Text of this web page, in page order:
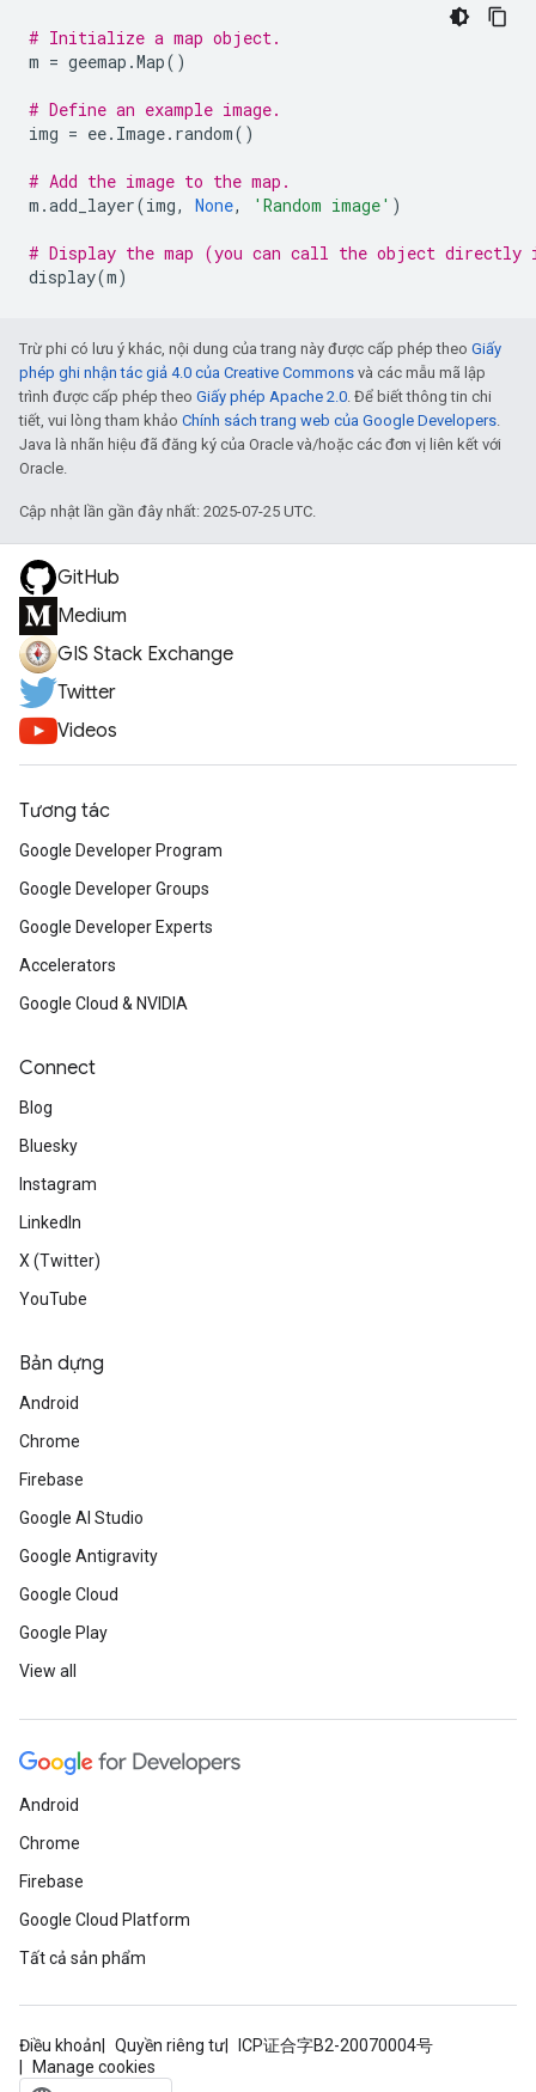
# Initialize a map object.
m = geemap .Map()
# Define an example image.
img = ee. Image. random()
# Add the image to the map.
m .add_layer(img, None, 'Random image' )
# Display the map (you can call the object
display(m)
Trừ phi có lưu ý khác, nội dung của trang này được cấp phép theo Giấy
phép ghi nhận tác giả 4.0 của Creative Commons và các mẫu mã lập
trình được cấp phép theo Giấy phép Apache 2.0. Để biết thông tin chi
tiết, vui lòng tham khảo Chính sách trang web của Google Developers.
Java là nhãn hiệu đã đăng ký của Oracle và/hoặc các đơn vị liên kết với
Oracle.
Cập nhật lần gần đây nhất: 2025-07-25 UTC.
GitHub
Medium
GIS Stack Exchange
Twitter
Videos
Tương tác
Google Developer Program
Google Developer Groups
Google Developer Experts
Accelerators
Google Cloud & NVIDIA
Connect
Blog
Bluesky
Instagram
LinkedIn
X (Twitter)
YouTube
Bản dựng
Android
Chrome
Firebase
Google AI Studio
Google Antigravity
Google Cloud
Google Play
View all
Android
Chrome
Firebase
Google Cloud Platform
Tất cả sản phẩm
Điều khoản Quyền riêng tư
ICP证合字B2-20070004号
Manage cookies